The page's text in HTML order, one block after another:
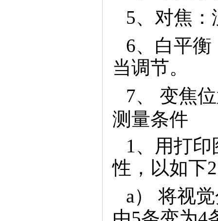
5、对焦
6、白平
当调节。
7、变焦
测量条件
1、用打
性，以如下
a）将视